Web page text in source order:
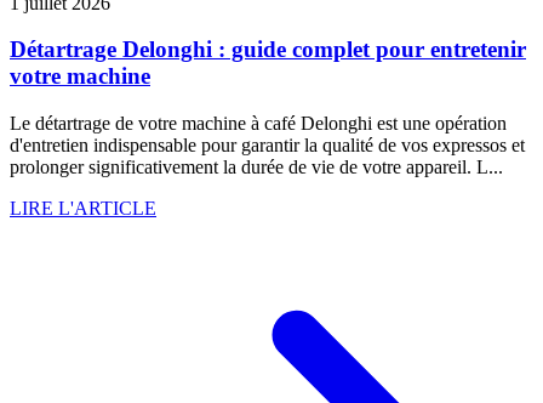
Détartrage Delonghi : guide complet pour entretenir
votre machine
Le détartrage de votre machine à café Delonghi est une opération
d'entretien indispensable pour garantir la qualité de vos expressos et
prolonger significativement la durée de vie de votre appareil. L...
LIRE L'ARTICLE